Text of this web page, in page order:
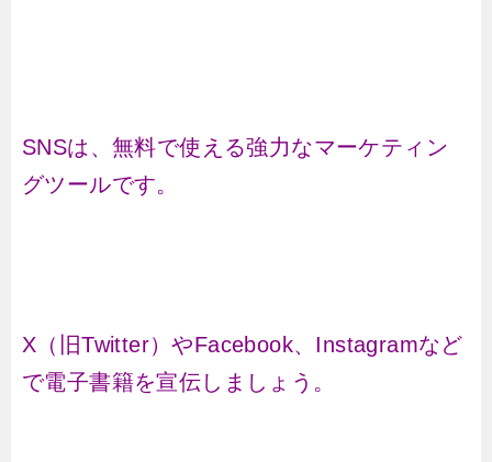
SNSは、無料で使える強力なマーケティン
グツールです。
X（旧Twitter）やFacebook、Instagramなど
で電子書籍を宣伝しましょう。